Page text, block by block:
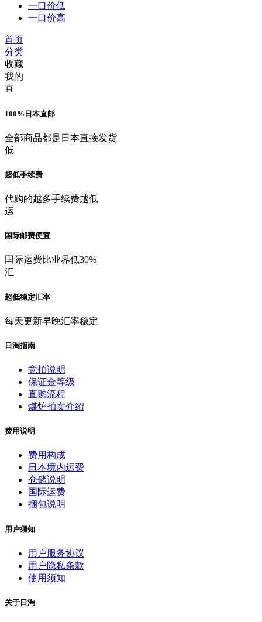
一口价低
一口价高
首页
分类
收藏
我的
直
100%日本直邮
全部商品都是日本直接发货
低
超低手续费
代购的越多手续费越低
运
国际邮费便宜
国际运费比业界低30%
汇
超低稳定汇率
每天更新早晚汇率稳定
日淘指南
竞拍说明
保证金等级
直购流程
煤炉拍卖介绍
费用说明
费用构成
日本境内运费
仓储说明
国际运费
捆包说明
用户须知
用户服务协议
用户隐私条款
使用须知
关于日淘